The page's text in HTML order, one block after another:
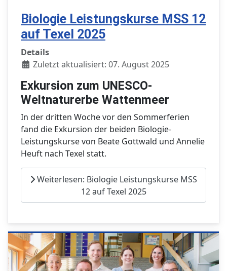
Biologie Leistungskurse MSS 12
auf Texel 2025
Details
Zuletzt aktualisiert: 07. August 2025
Exkursion zum UNESCO-
Weltnaturerbe Wattenmeer
In der dritten Woche vor den Sommerferien
fand die Exkursion der beiden Biologie-
Leistungskurse von Beate Gottwald und Annelie
Heuft nach Texel statt.
Weiterlesen: Biologie Leistungskurse MSS
12 auf Texel 2025